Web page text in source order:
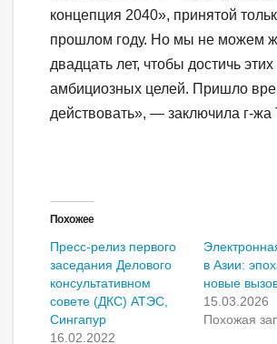
концепция 2040», принятой
прошлом году. Но мы не можем
двадцать лет, чтобы достичь этих
амбициозных целей. Пришло
действовать», — заключила г-жа
Похожее
Пресс-релиз первого
заседания Делового
консультативном
совете (ДКС) АТЭС,
Сингапур
16.02.2022
в Азии:
новые
15.03.2026
Похожая